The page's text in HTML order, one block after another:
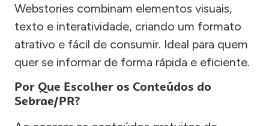
Webstories combinam elementos visuais,
texto e interatividade, criando um formato
atrativo e fácil de consumir. Ideal para quem
quer se informar de forma rápida e eficiente.
Por Que Escolher os Conteúdos do
Sebrae/PR?